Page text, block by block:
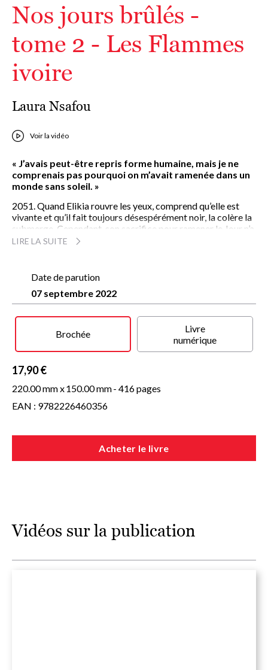
Nos jours brûlés -
tome 2 - Les Flammes
ivoire
Laura Nsafou
Voir la vidéo
« J’avais peut-être repris forme humaine, mais je ne
comprenais pas pourquoi on m’avait ramenée dans un
monde sans soleil. »
2051. Quand Elikia rouvre les yeux, comprend qu’elle est
vivante et qu’il fait toujours désespérément noir, la colère la
submerge. Cependant, son sacrifice pour ramener le Jour n’a
pas été tout à fait vain : Diarra, la deum capable d’inverser le
du combat qui s’annonce, Elikia devra explorer l’étendue de
ses nouveaux pouvoirs… car le dragon en elle n’attend qu’une
chose : sortir.
LIRE LA SUITE
Date de parution
07 septembre 2022
Brochée
Livre
numérique
17,90 €
220.00 mm x150.00 mm- 416 pages
EAN : 9782226460356
Acheter le livre
Vidéos sur la publication